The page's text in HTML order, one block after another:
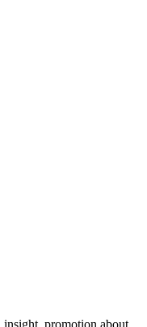
insight, promotion about